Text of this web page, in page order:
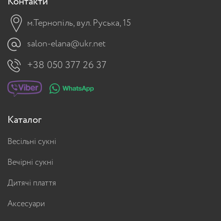
м.Тернопіль, вул. Руська, 15
salon-elana@ukr.net
+38 050 377 26 37
Каталог
Весільні сукні
Вечірні сукні
Дитячі плаття
Аксесуари